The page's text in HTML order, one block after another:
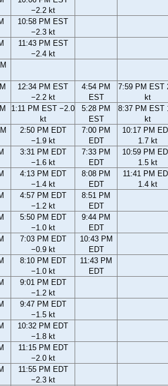
−2.2 kt
10:58 PM EST
−2.3 kt
11:43 PM EST
−2.4 kt
12:34 PM EST
−2.2 kt
4:54 PM
EST
7:59 PM EST
kt
1:11 PM EST −2.0
kt
5:28 PM
EST
8:37 PM EST
kt
2:50 PM EDT
−1.9 kt
7:00 PM
EDT
10:17 PM
1.7 kt
3:31 PM EDT
−1.6 kt
7:33 PM
EDT
10:59 PM
1.5 kt
4:13 PM EDT
−1.4 kt
8:08 PM
EDT
11:41 PM
1.4 kt
4:57 PM EDT
−1.2 kt
8:51 PM
EDT
5:50 PM EDT
−1.0 kt
9:44 PM
EDT
7:03 PM EDT
−0.9 kt
10:43 PM
EDT
8:10 PM EDT
−1.0 kt
11:43 PM
EDT
9:01 PM EDT
−1.2 kt
9:47 PM EDT
−1.5 kt
10:32 PM EDT
−1.8 kt
11:15 PM EDT
−2.0 kt
11:55 PM EDT
−2.3 kt